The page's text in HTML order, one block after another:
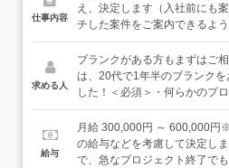
仕事内容
え、決定します（入社前にも
チした案件をご案内できるよ
は、3分の2以上が勤続10年以
しつつ、広げていく・深めて
ジできる環境が整っているか
くことが可能です。具体的に
進行中。・省庁、自治体、メ
の実績で、余計な会社を経由
で入る非公開案件含む、週
求める人
ブランクがある方もまずはご
は、20代で1年半のブランク
した！＜必須＞・何らかのプ
発の実務経験（1年以上）＜
納得のいく案件でスキルを伸
雰囲気の会社で働きたい方
給与
月給 300,000円 ～ 600,000円
の給与などを考慮して決定し
で、急なプロジェクト終了で